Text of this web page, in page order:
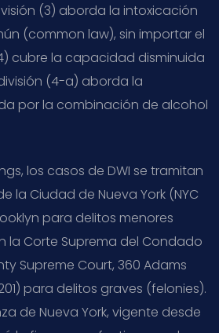
(3) aborda la intoxicación
(common law), sin importar el
cubre la capacidad disminuida
(4-a) aborda la
por la combinación de alcohol
los casos de DWI se tramitan
la Ciudad de Nueva York (NYC
para delitos menores
la Corte Suprema del Condado
Supreme Court, 360 Adams
para delitos graves (felonies).
de Nueva York, vigente desde